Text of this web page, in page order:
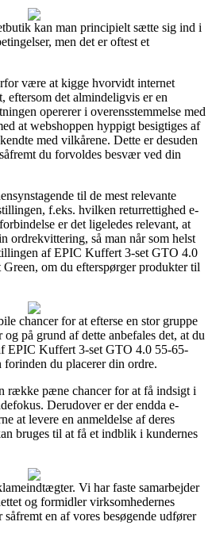
kan man principielt sætte sig ind i
men det er oftest et
være at kigge hvorvidt internet
eftersom det almindeligvis er en
opererer i overensstemmelse med
at webshoppen hyppigt besigtiges af
med vilkårene. Dette er desuden
du forvoldes besvær ved din
til de mest relevante
f.eks. hvilken returrettighed e-
er det ligeledes relevant, at
ordrekvittering, så man når som helst
af EPIC Kuffert 3-set GTO 4.0
om du efterspørger produkter til
chancer for at efterse en stor gruppe
på grund af dette anbefales det, at du
EPIC Kuffert 3-set GTO 4.0 55-65-
forinden du placerer din ordre.
række pæne chancer for at få indsigt i
Derudover er der endda e-
at levere en anmeldelse af deres
bruges til at få et indblik i kundernes
Vi har faste samarbejder
og formidler virksomhedernes
en af vores besøgende udfører